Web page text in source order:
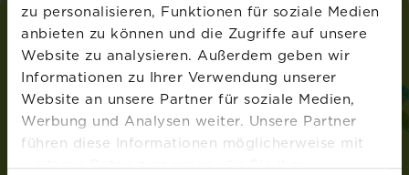
zu personalisieren, Funktionen für soziale Medien
anbieten zu können und die Zugriffe auf unsere
Website zu analysieren. Außerdem geben wir
Informationen zu Ihrer Verwendung unserer
Website an unsere Partner für soziale Medien,
Werbung und Analysen weiter. Unsere Partner
führen diese Informationen möglicherweise mit
weiteren Daten zusammen, die Sie ihnen
liebedeinengarten
von Substral®
ADRESSE
Evergreen Garden Care Deutschland GmbH
Am Brand 41